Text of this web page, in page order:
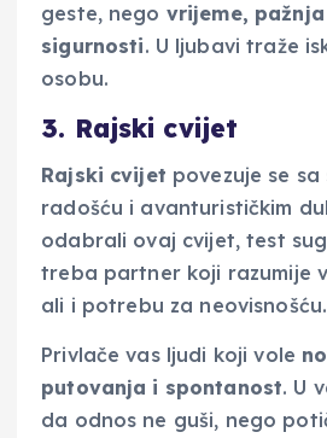
geste, nego vrijeme,
sigurnosti. U ljubavi traže
osobu.
3. Rajski cvijet
Rajski cvijet povezuje se sa
radošću i avanturističkim
odabrali ovaj cvijet, test
treba partner koji razumije
ali i potrebu za neovisnošću.
Privlače vas ljudi koji vole
putovanja i spontanost. U
da odnos ne guši, nego